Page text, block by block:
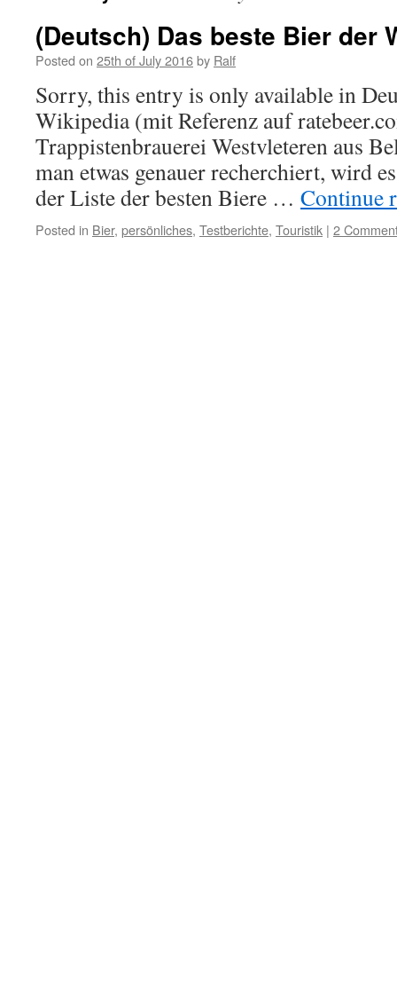
(Deutsch) Das beste Bier der
Posted on 25th of July 2016by Ralf
Sorry, this entry is only available in
Wikipedia (mit Referenz auf
Trappistenbrauerei Westvleteren aus
man etwas genauer recherchiert, wird
der Liste der besten Biere … Continue
Posted in Bier, persönliches, Testberichte, Touristik | 2